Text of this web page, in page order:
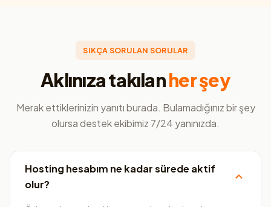
SIKÇA SORULAN SORULAR
Aklınıza takılanher şey
Merak ettiklerinizin yanıtı burada. Bulamadığınız bir şey
olursa destek ekibimiz 7/24 yanınızda.
Hosting hesabım ne kadar sürede aktif
olur?